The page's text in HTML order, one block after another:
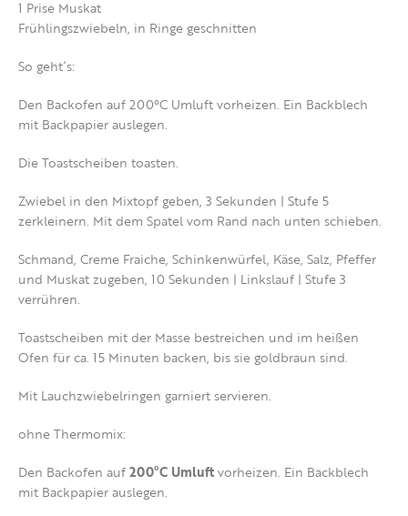
1 Prise Muskat
Frühlingszwiebeln, in Ringe geschnitten
So geht´s:
Den Backofen auf 200°C Umluft vorheizen. Ein Backblech
mit Backpapier auslegen.
Die Toastscheiben toasten.
Zwiebel in den Mixtopf geben, 3 Sekunden | Stufe 5
zerkleinern. Mit dem Spatel vom Rand nach unten schieben.
Schmand, Creme Fraiche, Schinkenwürfel, Käse, Salz, Pfeffer
und Muskat zugeben, 10 Sekunden | Linkslauf | Stufe 3
verrühren.
Toastscheiben mit der Masse bestreichen und im heißen
Ofen für ca. 15 Minuten backen, bis sie goldbraun sind.
Mit Lauchzwiebelringen garniert servieren.
ohne Thermomix:
Den Backofen auf200°C Umluftvorheizen. Ein Backblech
mit Backpapier auslegen.